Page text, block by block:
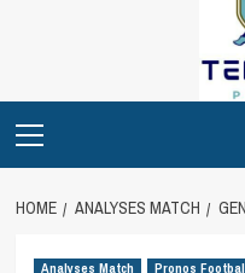
Menu
HOME ANALYSES MATCH
Analyses Match Pronos